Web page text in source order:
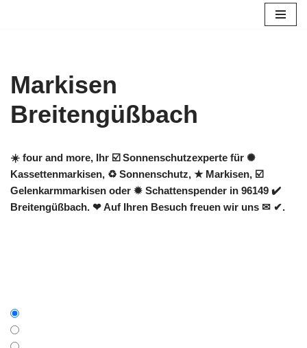
Markisen
Breitengüßbach
☀️ four and more, Ihr ☑️ Sonnenschutzexperte für ✺
Kassettenmarkisen, ♻ Sonnenschutz, ★ Markisen, ☑️
Gelenkarmmarkisen oder ✹ Schattenspender in 96149 ✔️
Breitengüßbach. ❤ Auf Ihren Besuch freuen wir uns ✉ ✔.